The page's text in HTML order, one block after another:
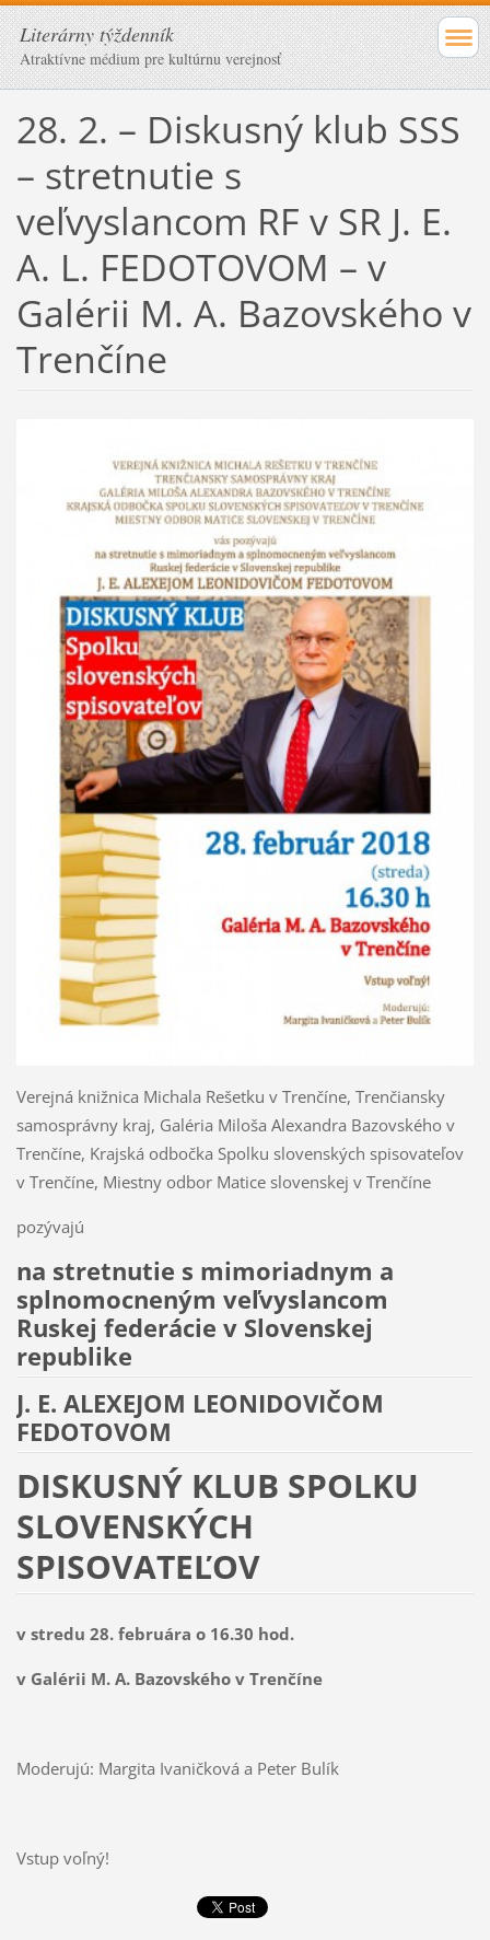
Literárny týždenník
Atraktívne médium pre kultúrnu verejnosť
28. 2. – Diskusný klub SSS
– stretnutie s
veľvyslancom RF v SR J. E.
A. L. FEDOTOVOM – v
Galérii M. A. Bazovského v
Trenčíne
Verejná knižnica Michala Rešetku v Trenčíne, Trenčiansky
samosprávny kraj, Galéria Miloša Alexandra Bazovského v
Trenčíne, Krajská odbočka Spolku slovenských spisovateľov
v Trenčíne, Miestny odbor Matice slovenskej v Trenčíne
pozývajú
na stretnutie s mimoriadnym a
splnomocneným veľvyslancom
Ruskej federácie v Slovenskej
republike
J. E. ALEXEJOM LEONIDOVIČOM
FEDOTOVOM
DISKUSNÝ KLUB SPOLKU
SLOVENSKÝCH
SPISOVATEĽOV
v stredu 28. februára o 16.30 hod.
v Galérii M. A. Bazovského v Trenčíne
Moderujú: Margita Ivaničková a Peter Bulík
Vstup voľný!